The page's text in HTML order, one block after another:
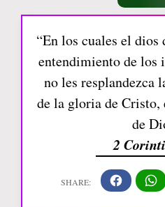
“En los cuales el dios
entendimiento de los
no les resplandezca
de la gloria de Cristo,
de
2